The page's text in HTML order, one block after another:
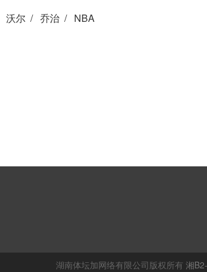
沃尔 / 乔治 / NBA
湖南体坛加网络有限公司版权所有 湘